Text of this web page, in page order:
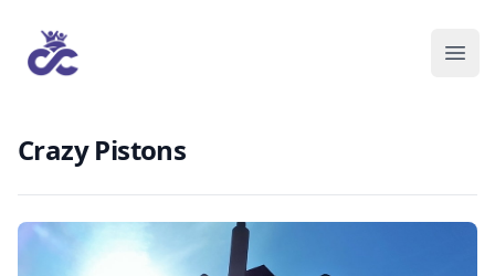
Crazy Pistons